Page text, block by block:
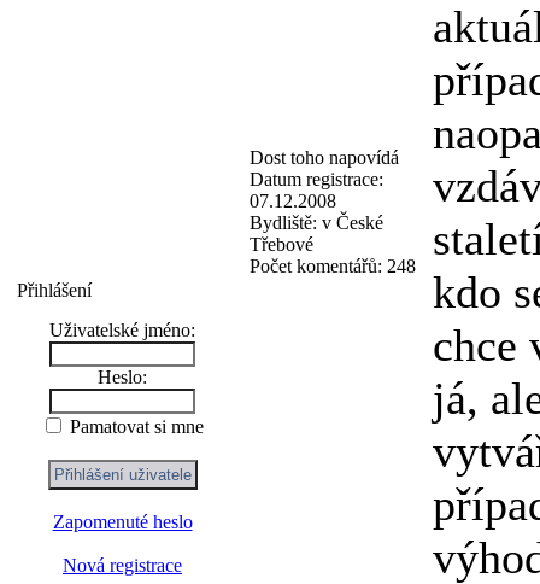
Přihlášení
Uživatelské jméno:
Heslo:
Pamatovat si mne
Zapomenuté heslo
Nová registrace
Dost toho napovídá
Datum registrace:
07.12.2008
Bydliště: v České
Třebové
Počet komentářů: 248
kdo
chce
já,